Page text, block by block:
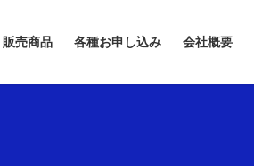
販売商品 各種お申し込み 会社概要